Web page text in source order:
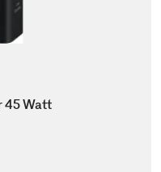
45 Watt